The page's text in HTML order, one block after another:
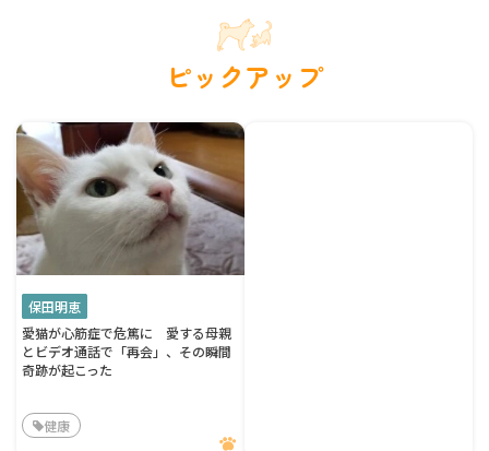
ピックアップ
保田明恵
愛猫が心筋症で危篤に 愛する母親
とビデオ通話で「再会」、その瞬間
奇跡が起こった
健康